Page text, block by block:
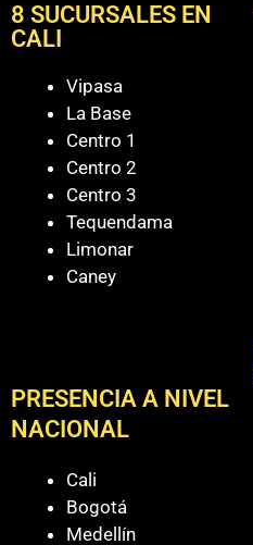
8 SUCURSALES EN
CALI
Vipasa
La Base
Centro 1
Centro 2
Centro 3
Tequendama
Limonar
Caney
PRESENCIA A NIVEL
NACIONAL
Cali
Bogotá
Medellín